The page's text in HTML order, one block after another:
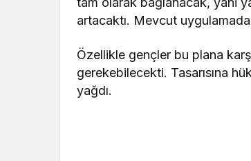
artacaktı. Mevcut
Özellikle gençler bu plana karşı
gerekebilecekti. Tasarısına
yağdı.